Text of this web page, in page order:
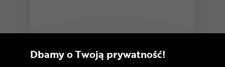
Łańcuch KMC X11
Dbamy o Twoją prywatność!